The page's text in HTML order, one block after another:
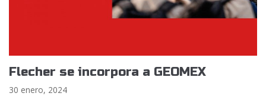
Flecher se incorpora a GEOMEX
30 enero, 2024